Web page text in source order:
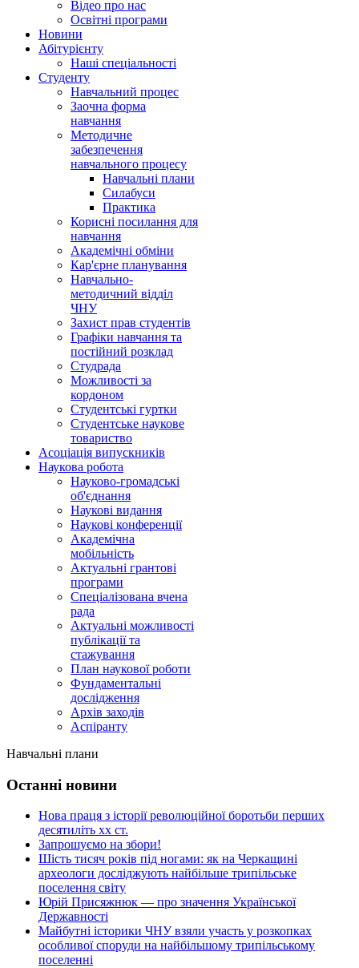
Відео про нас
Освітні програми
Hовини
Абітурієнту
Наші спеціальності
Студенту
Навчальний процес
Заочна форма
навчання
Методичне
забезпечення
навчального процесу
Навчальні плани
Силабуси
Практика
Корисні посилання для
навчання
Академічні обміни
Кар'єрне планування
Навчально-
методичний відділ
ЧНУ
Захист прав студентів
Графіки навчання та
постійний розклад
Студрада
Можливості за
кордоном
Студентські гуртки
Студентське наукове
товариство
Асоціація випускників
Наукова робота
Науково-громадські
об'єднання
Наукові видання
Наукові конференції
Академічна
мобільність
Актуальні грантові
програми
Спеціалізована вчена
рада
Актуальні можливості
публікації та
стажування
План наукової роботи
Фундаментальні
дослідження
Архів заходів
Аспіранту
Навчальні плани
Останні новини
Нова праця з історії революційної боротьби перших
десятиліть хх ст.
Запрошуємо на збори!
Шість тисяч років під ногами: як на Черкащині
археологи досліджують найбільше трипільське
поселення світу
Юрій Присяжнюк — про значення Української
Державності
Майбутні історики ЧНУ взяли участь у розкопках
особливої споруди на найбільшому трипільському
поселенні